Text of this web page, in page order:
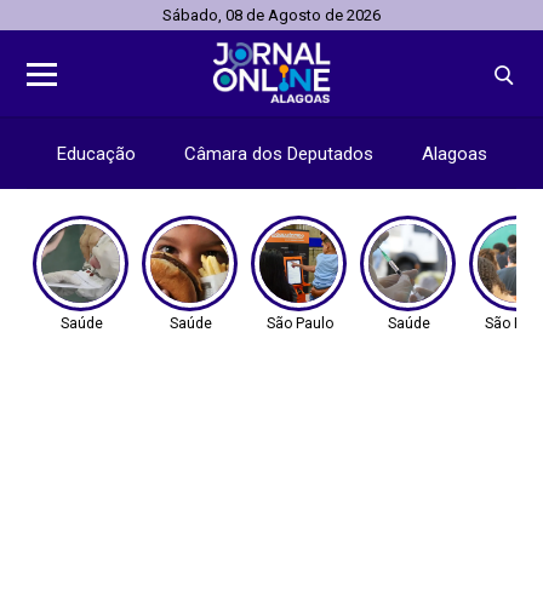
Sábado, 08 de Agosto de 2026
Educação Câmara dos Deputados Alagoas
Saúde Saúde São Paulo Saúde São